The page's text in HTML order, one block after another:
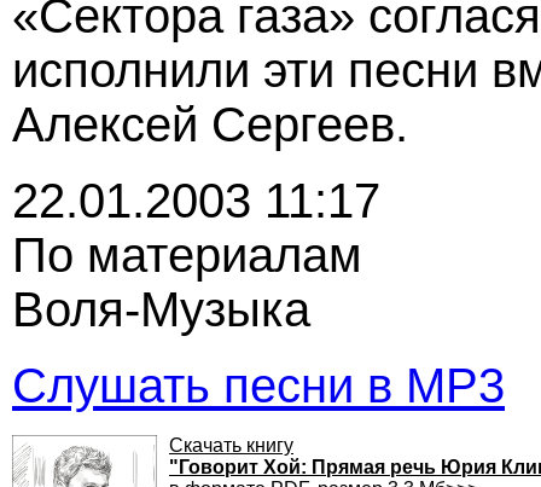
«Сектора газа»
исполнили эти песни
Алексей Сергеев.
22.01.2003 11:17
По материалам
Воля-Музыка
Слушать песни в MP3
Скачать книгу
"Говорит Хой: Прямая речь Юрия